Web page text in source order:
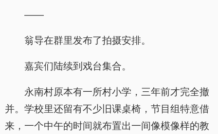
——
翁导在群里发布了拍摄安排。
嘉宾们陆续到戏台集合。
永南村原本有一所村小学，三年前才完全撤
并。学校里还留有不少旧课桌椅，节目组特意借
来，一个中午的时间就布置出一间像模像样的教